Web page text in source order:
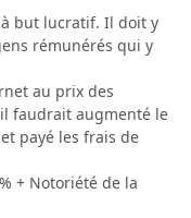
à but lucratif. Il doit y
rémunérés qui y
au prix des
faudrait augmenté le
payé les frais de
+ Notoriété de la